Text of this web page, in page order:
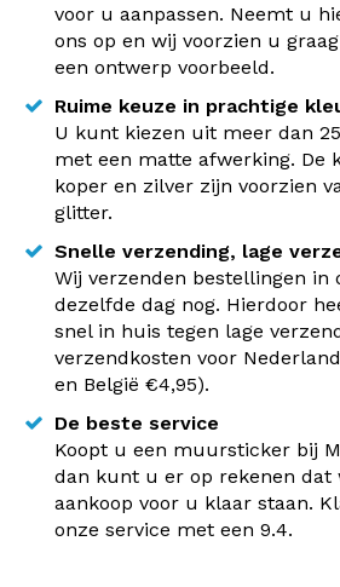
voor u aanpassen. Neemt u
ons op en wij voorzien u
een ontwerp voorbeeld.
Ruime keuze in prachtige
U kunt kiezen uit meer dan
met een matte afwerking. De
koper en zilver zijn voorzien
glitter.
Snelle verzending, lage
Wij verzenden bestellingen in
dezelfde dag nog. Hierdoor
snel in huis tegen lage
verzendkosten voor
en België €4,95).
De beste service
Koopt u een muursticker bij
dan kunt u er op rekenen dat
aankoop voor u klaar staan.
onze service met een 9.4.